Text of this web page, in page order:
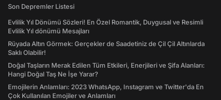
Son Depremler Listesi
Evlilik Yıl Dönümü Sözleri! En Özel Romantik, Duygusal ve Resimli
Evlilik Yıl dönümü Mesajları
Rüyada Altın Görmek: Gerçekler de Saadetiniz de Çil Çil Altınlarda
Saklı Olabilir!
Doğal Taşların Merak Edilen Tüm Etkileri, Enerjileri ve Şifa Alanları:
Hangi Doğal Taş Ne İşe Yarar?
Emojilerin Anlamları: 2023 WhatsApp, Instagram ve Twitter'da En
Çok Kullanılan Emojiler ve Anlamları